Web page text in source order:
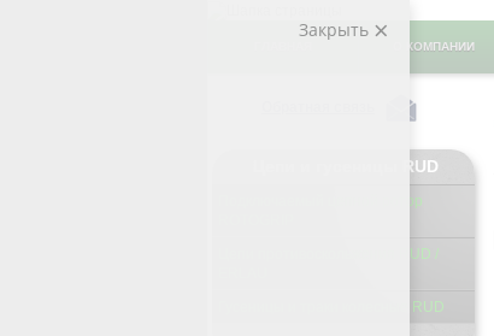
О КОМПАНИИ
Цепи и гусеницы RUD
Подключаемый цепной ротор
Цепи противоскольжения RUD /
Гусеницы и траки колесные RUD
Закрыть